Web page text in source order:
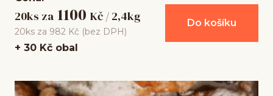
20ks za 1100 Kč / 2,4kg
20ks za 982 Kč (bez DPH)
+ 30 Kč obal
Do košíku